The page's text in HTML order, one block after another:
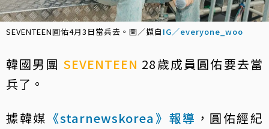
SEVENTEEN圓佑4月3日當兵去。圖／擷自 IG／everyone_woo
韓國男團 SEVENTEEN 28歲成員圓佑要去當
兵了。
據韓媒 《starnewskorea》報導 ，圓佑經紀